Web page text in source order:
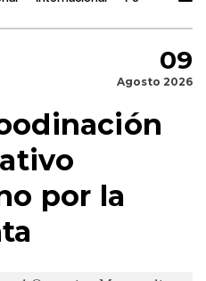
09
Agosto 2026
por la